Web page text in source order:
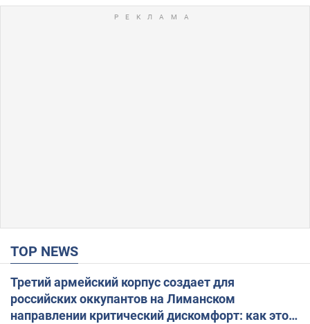
TOP NEWS
Третий армейский корпус создает для
российских оккупантов на Лиманском
направлении критический дискомфорт: как это